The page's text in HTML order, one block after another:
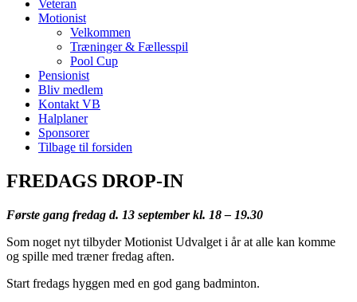
Veteran
Motionist
Velkommen
Træninger & Fællesspil
Pool Cup
Pensionist
Bliv medlem
Kontakt VB
Halplaner
Sponsorer
Tilbage til forsiden
FREDAGS DROP-IN
Første gang fredag d. 13 september kl. 18 – 19.30
Som noget nyt tilbyder Motionist Udvalget i år at alle kan komme
og spille med træner fredag aften.
Start fredags hyggen med en god gang badminton.